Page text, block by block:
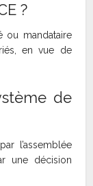
?
ou mandataire
en vue de
de
l’assemblée
une décision